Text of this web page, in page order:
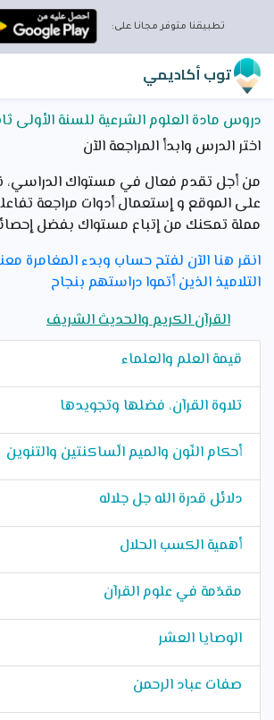
تطبيقنا متوفر مجانا على:
توب أكاديمي
دروس مادة العلوم الشرعية للسنة الأولى
اختر الدرس وابدأ المراجعة الآن
من أجل تقدم فعال في مستواك الدراسي،
على الموقع و إستعمال أدوات مراجعة
مملة تمكنك من إتباع مستواك بفضل
انقر هنا الآن لفتح حساب وبدء المغامرة
التلاميذ الذين أتموا دراستهم بنجاح
القرآن الكريم والحديث الشريف
قيمة العلم والعلماء
تلاوة القرآن، فضلها وتجويدها
أحكام النّون والميم الّساكنتين والتنوين
دلائل قدرة الله جل جلاله
أهمية الكسب الحلال
مقدّمة في علوم القرآن
الوصايا العشر
صفات عباد الرحمن